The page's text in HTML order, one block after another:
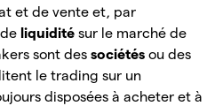
et de vente et, par
liquidité sur le marché de
sont des sociétés ou des
le trading sur un
disposées à acheter et à